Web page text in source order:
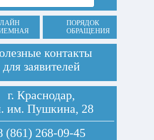
ПОРЯДОК
ОБРАЩЕНИЯ
контакты
для заявителей
г. Краснодар,
им. Пушкина, 28
(861) 268-09-45